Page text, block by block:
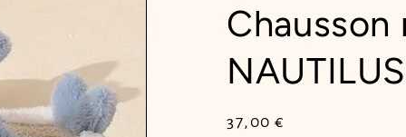
Chausson
NAUTILUS
Prix
37,00 €